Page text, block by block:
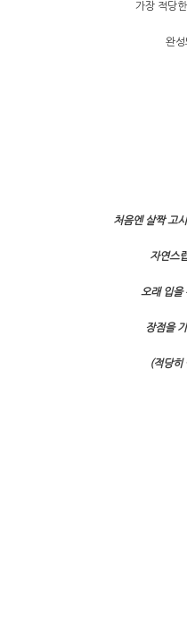
가장 적당
완성
처음엔 살짝 고
자연스
오래 입을
장점을
(적당히